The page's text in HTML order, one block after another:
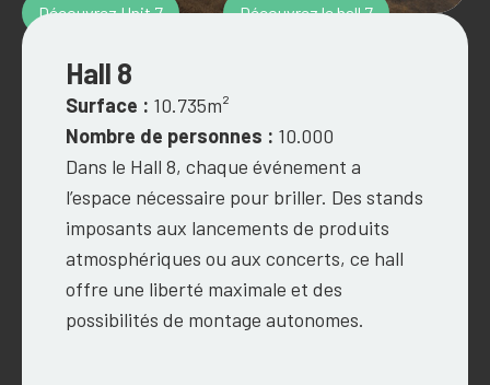
Découvrez Unit 7 Découvrez le hall 7
Hall 8
Surface : 10.735m²
Nombre de personnes : 10.000
Dans le Hall 8, chaque événement a
l’espace nécessaire pour briller. Des stands
imposants aux lancements de produits
atmosphériques ou aux concerts, ce hall
offre une liberté maximale et des
possibilités de montage autonomes.